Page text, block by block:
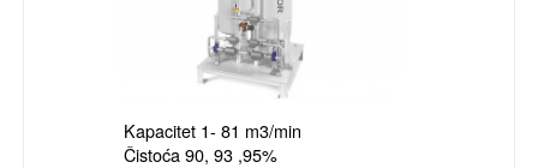
Kapacitet 1- 81 m3/min
Čistoća 90, 93 ,95%